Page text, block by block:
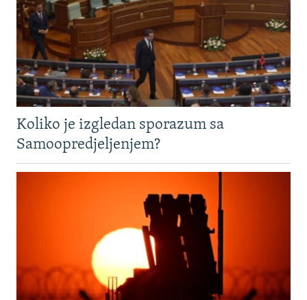
Koliko je izgledan sporazum sa
Samoopredjeljenjem?